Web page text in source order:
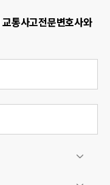
교통사고전문변호사와